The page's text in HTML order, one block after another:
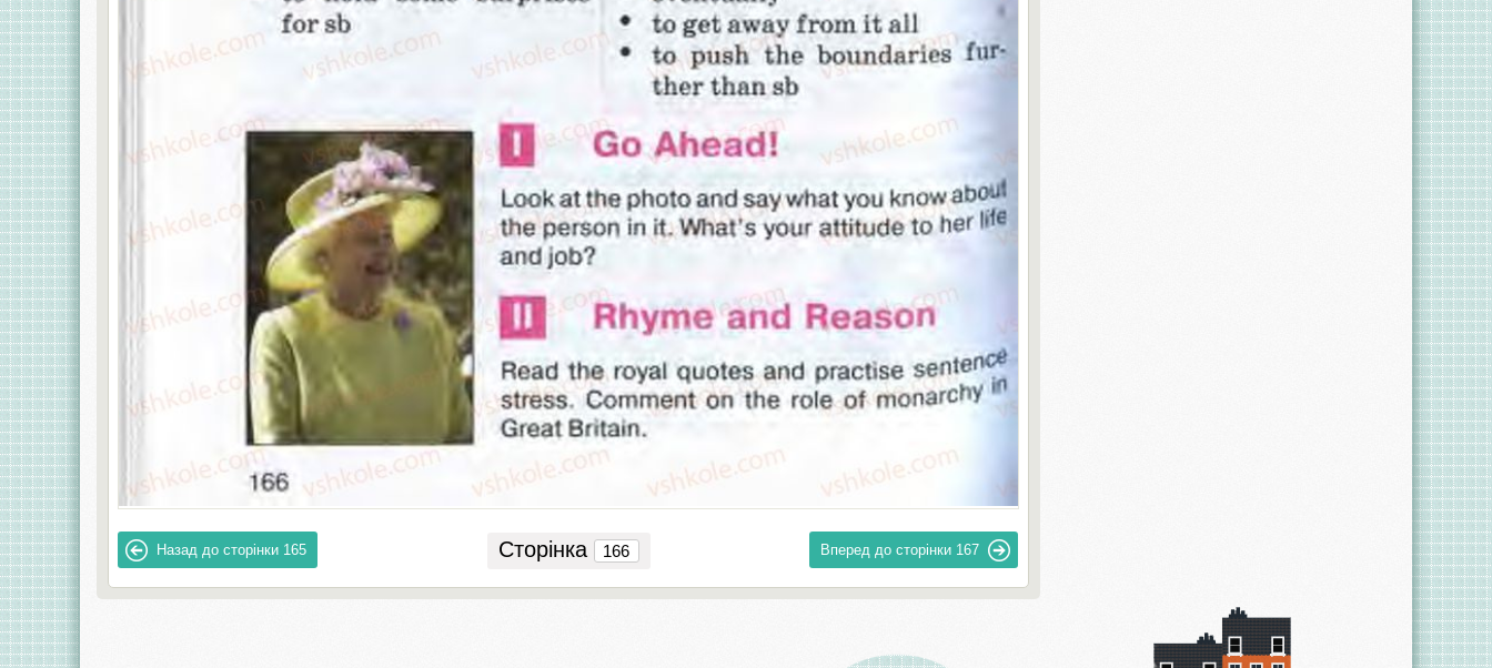
Назад до сторінки 165 Сторінка Вперед до сторінки 167